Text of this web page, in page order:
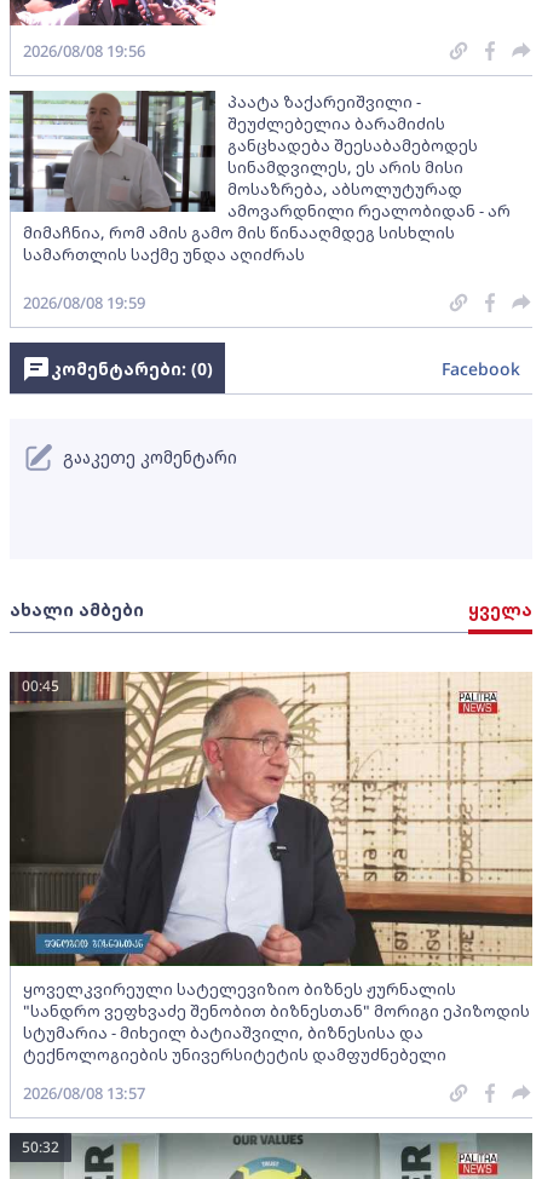
2026/08/08 19:56
პაატა ზაქარეიშვილი -
შეუძლებელია ბარამიძის
განცხადება შეესაბამებოდეს
სინამდვილეს, ეს არის მისი
მოსაზრება, აბსოლუტურად
ამოვარდნილი რეალობიდან - არ
მიმაჩნია, რომ ამის გამო მის წინააღმდეგ სისხლის
სამართლის საქმე უნდა აღიძრას
2026/08/08 19:59
ახალი ამბები ყველა
ყოველკვირეული სატელევიზიო ბიზნეს ჟურნალის
"სანდრო ვეფხვაძე შენობით ბიზნესთან" მორიგი ეპიზოდის
სტუმარია - მიხეილ ბატიაშვილი, ბიზნესისა და
ტექნოლოგიების უნივერსიტეტის დამფუძნებელი
00:45
2026/08/08 13:57
50:32
კომენტარები: (0) Facebook
გააკეთე კომენტარი